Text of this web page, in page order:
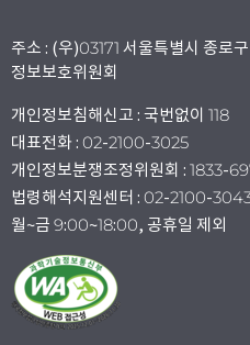
주소 : (우)03171 서울특별시 종로
정보보호위원회
개인정보침해신고 : 국번없이 118
대표전화 : 02-2100-3025
개인정보분쟁조정위원회 : 1833-
법령해석지원센터 : 02-2100-
월~금 9:00~18:00, 공휴일 제외